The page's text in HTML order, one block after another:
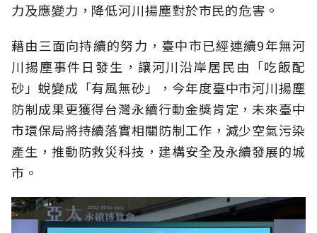
力及應變力，降低河川揚塵對於市民的危害。
藉由三面向持續的努力，臺中市已經連續9年無河
川揚塵事件日發生，讓河川沿岸居民由「吃飯配
砂」蛻變成「有風無砂」，今年度臺中市河川揚塵
防制成果更獲得台灣永續行動金獎肯定，未來臺中
市環保局將持續落實相關防制工作，減少空氣污染
產生，推動防救災科技，建構安全及永續發展的城
市。